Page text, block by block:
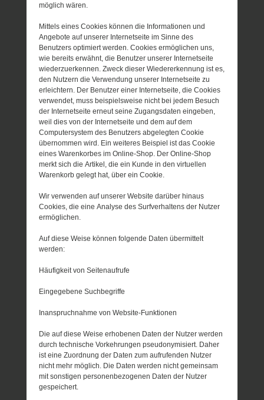
möglich wären.
Mittels eines Cookies können die Informationen und
Angebote auf unserer Internetseite im Sinne des
Benutzers optimiert werden. Cookies ermöglichen uns,
wie bereits erwähnt, die Benutzer unserer Internetseite
wiederzuerkennen. Zweck dieser Wiedererkennung ist es,
den Nutzern die Verwendung unserer Internetseite zu
erleichtern. Der Benutzer einer Internetseite, die Cookies
verwendet, muss beispielsweise nicht bei jedem Besuch
der Internetseite erneut seine Zugangsdaten eingeben,
weil dies von der Internetseite und dem auf dem
Computersystem des Benutzers abgelegten Cookie
übernommen wird. Ein weiteres Beispiel ist das Cookie
eines Warenkorbes im Online-Shop. Der Online-Shop
merkt sich die Artikel, die ein Kunde in den virtuellen
Warenkorb gelegt hat, über ein Cookie.
Wir verwenden auf unserer Website darüber hinaus
Cookies, die eine Analyse des Surfverhaltens der Nutzer
ermöglichen.
Auf diese Weise können folgende Daten übermittelt
werden:
Häufigkeit von Seitenaufrufe
Eingegebene Suchbegriffe
Inanspruchnahme von Website-Funktionen
Die auf diese Weise erhobenen Daten der Nutzer werden
durch technische Vorkehrungen pseudonymisiert. Daher
ist eine Zuordnung der Daten zum aufrufenden Nutzer
nicht mehr möglich. Die Daten werden nicht gemeinsam
mit sonstigen personenbezogenen Daten der Nutzer
gespeichert.